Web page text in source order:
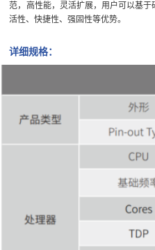
范，高性能，灵活扩展，用户可以基
活性、快捷性、强固性等优势。
详细规格：